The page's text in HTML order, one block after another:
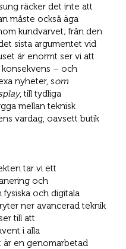
räcker det inte att
måste också äga
kundvarvet; från den
sista argumentet vid
är enormt ser vi att
– och
nyheter, som
, till tydliga
mellan teknisk
vardag, oavsett butik
tar vi ett
och
fysiska och digitala
ner avancerad teknik
till att
i alla
är en genomarbetad